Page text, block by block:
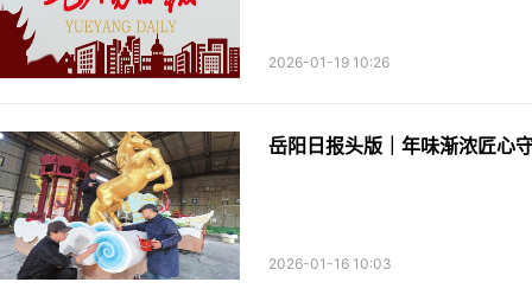
2026-01-19 10:26
岳阳日报头版｜年味渐浓匠心
2026-01-16 10:03